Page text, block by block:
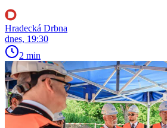
Hradecká Drbna
dnes, 19:30
2 min